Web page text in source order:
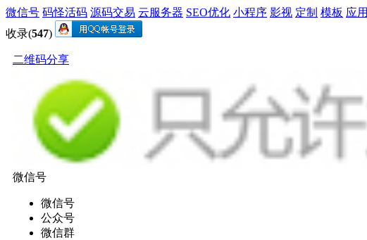
微信号 码怪活码 源码交易 云服务器 SEO优化 小程序 影视 定制 模板 应用
收录(547)
二维码分享
微信号
微信号
公众号
微信群